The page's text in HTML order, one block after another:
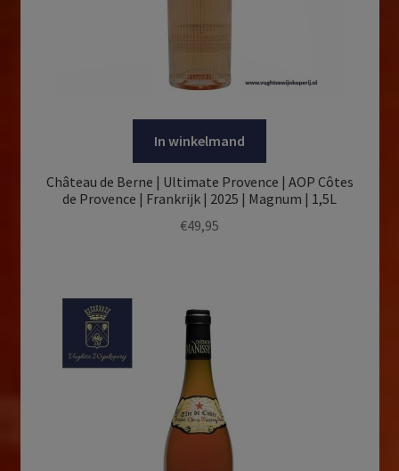
In winkelmand
Château de Berne | Ultimate Provence | AOP Côtes
de Provence | Frankrijk | 2025 | Magnum | 1,5L
€49,95